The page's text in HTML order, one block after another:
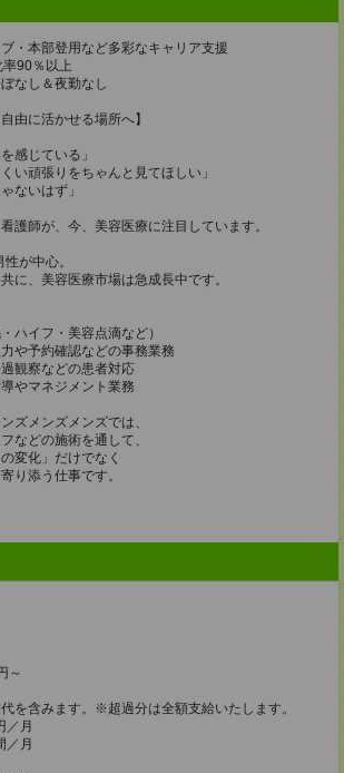
・本部登用など多彩なキャリア支援
率90％以上
なし＆夜勤なし
由に活かせる場所へ】
感じている」
い頑張りをちゃんと見てほしい」
ないはず」
護師が、今、美容医療に注目しています。
が中心。
に、美容医療市場は急成長中です。
ハイフ・美容点滴など）
や予約確認などの事務業務
観察などの患者対応
やマネジメント業務
ズメンズメンズでは、
などの施術を通して、
変化」だけでなく
り添う仕事です。
～
を含みます。※超過分は全額支給いたします。
／月
／月